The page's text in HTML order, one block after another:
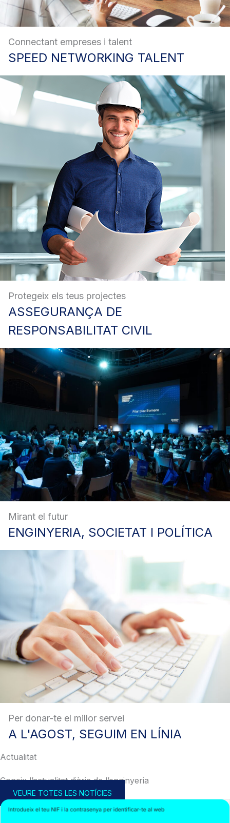
Connectant empreses i talent
SPEED NETWORKING TALENT
Protegeix els teus projectes
ASSEGURANÇA DE
RESPONSABILITAT CIVIL
Mirant el futur
ENGINYERIA, SOCIETAT I POLÍTICA
Per donar-te el millor servei
A L'AGOST, SEGUIM EN LÍNIA
Actualitat
Coneix l’actualitat diària de l’enginyeria
VEURE TOTES LES NOTÍCIES